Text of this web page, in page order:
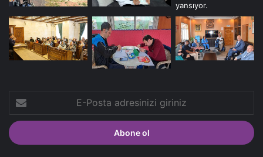
Posta
adresinizi
giriniz